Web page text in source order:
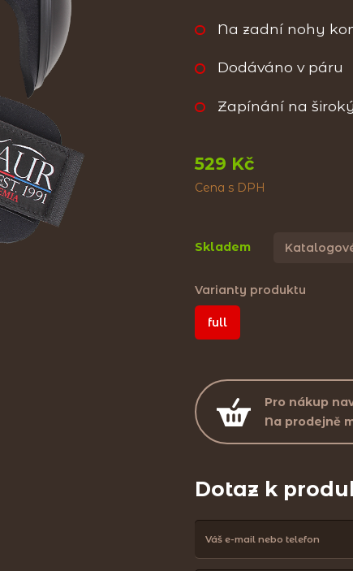
Na zadní nohy
Dodáváno v páru
Zapínání na
529 Kč
Cena s DPH
Skladem
Varianty produktu
full
Pro nákup
Na prodejně
Dotaz k